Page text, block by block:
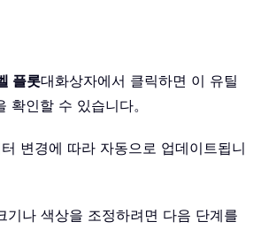
플롯대화상자에서 클릭하면 이 유틸
확인할 수 있습니다。
변경에 따라 자동으로 업데이트됩니
나 색상을 조정하려면 다음 단계를